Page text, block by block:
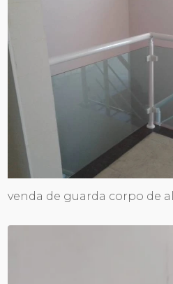
venda de guarda corpo de